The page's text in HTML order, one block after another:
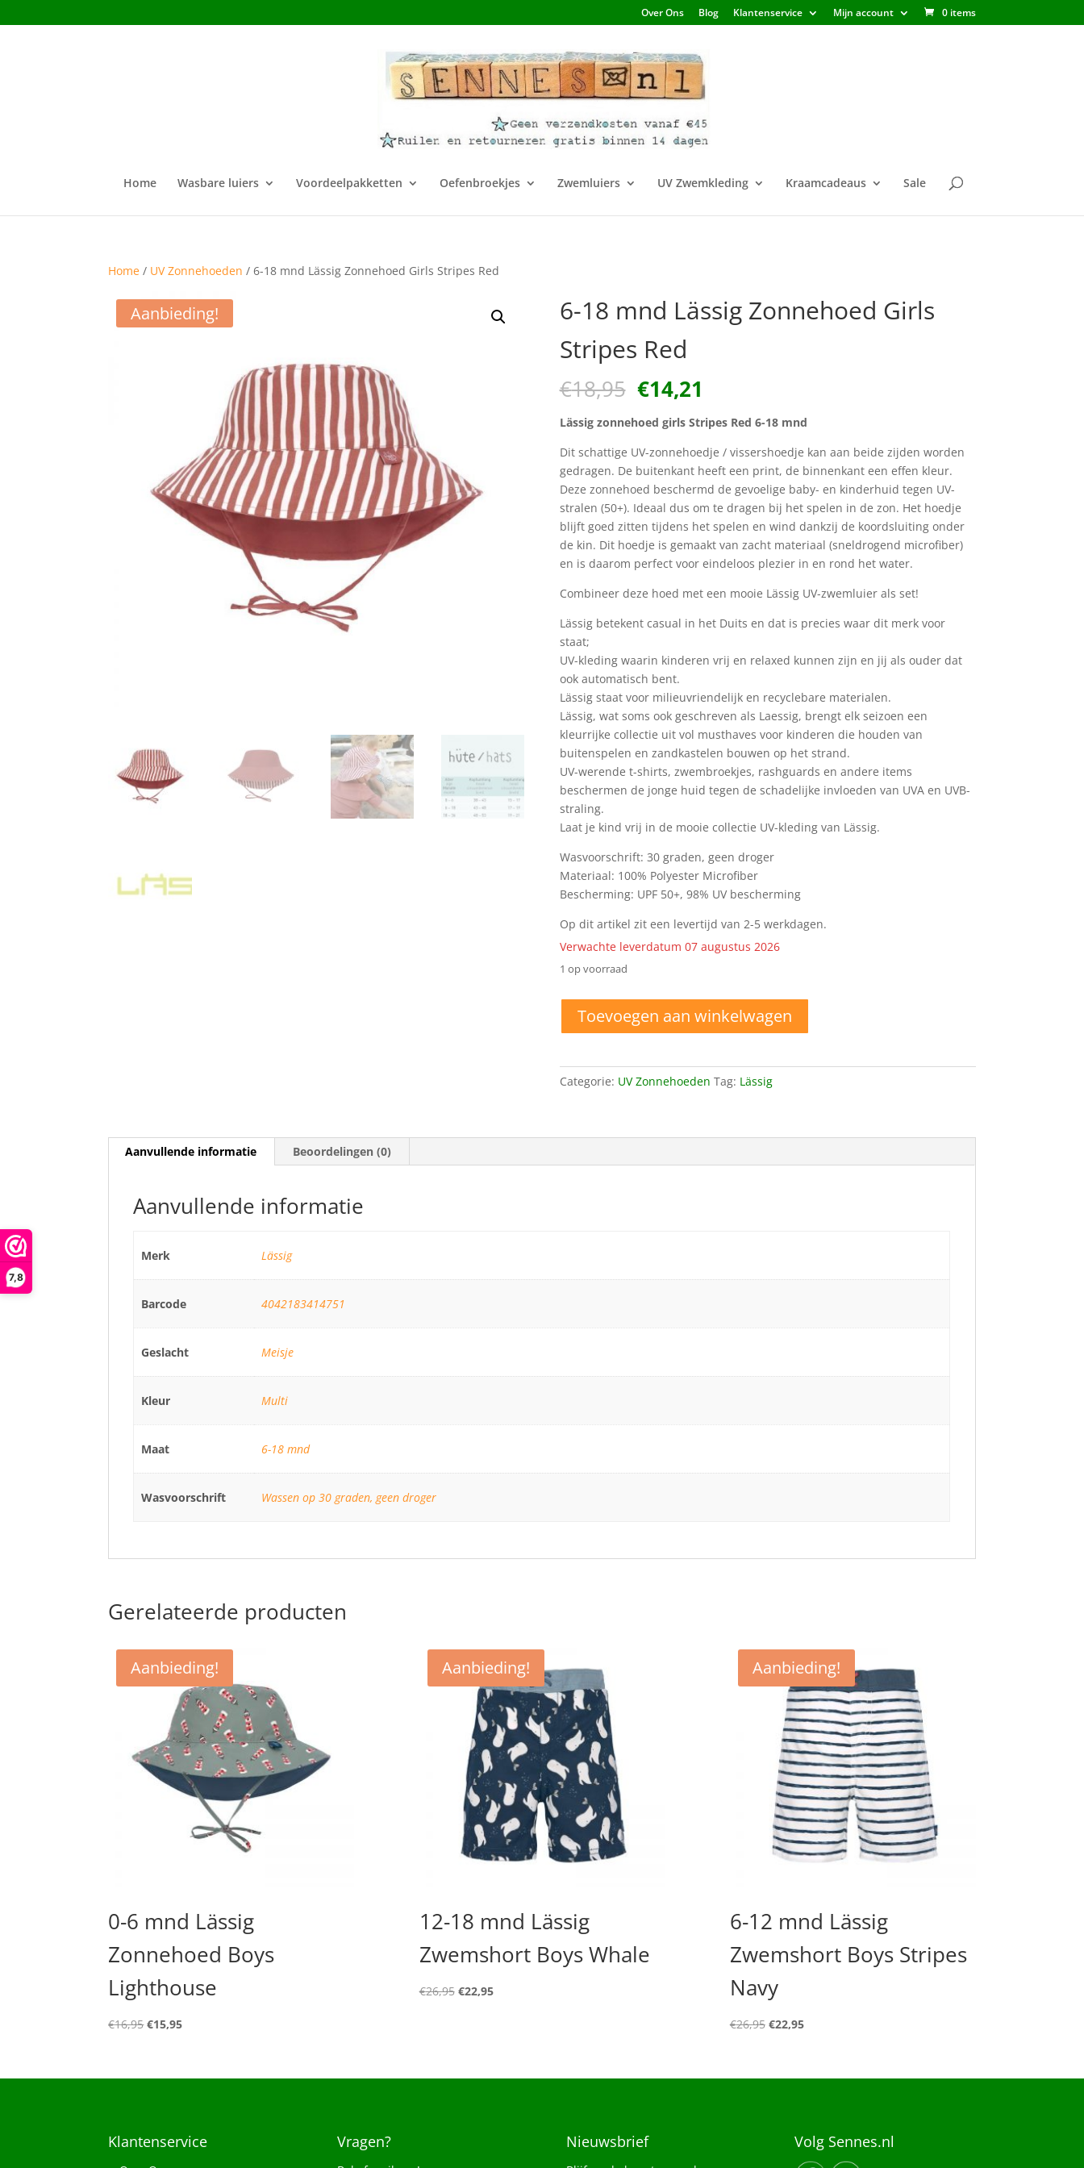
7,8
Over Ons Blog Klantenservice Mijn account 0 items
Home Wasbare luiers Voordeelpakketten Oefenbroekjes Zwemluiers UV Zwemkleding Kraamcadeaus Sale
Home / UV Zonnehoeden / 6-18 mnd Lässig Zonnehoed Girls Stripes Red
Aanbieding!
6-18 mnd Lässig Zonnehoed Girls
Stripes Red
€18,95 Oorspronkelijke
prijs
was:
€18,95.
€14,21
is:
€14,21.
Lässig zonnehoed girls Stripes Red 6-18 mnd
Dit schattige UV-zonnehoedje / vissershoedje kan aan beide zijden worden
gedragen. De buitenkant heeft een print, de binnenkant een effen kleur.
Deze zonnehoed beschermd de gevoelige baby- en kinderhuid tegen UV-
stralen (50+). Ideaal dus om te dragen bij het spelen in de zon. Het hoedje
blijft goed zitten tijdens het spelen en wind dankzij de koordsluiting onder
de kin. Dit hoedje is gemaakt van zacht materiaal (sneldrogend microfiber)
en is daarom perfect voor eindeloos plezier in en rond het water.
Combineer deze hoed met een mooie Lässig UV-zwemluier als set!
Lässig betekent casual in het Duits en dat is precies waar dit merk voor
staat;
UV-kleding waarin kinderen vrij en relaxed kunnen zijn en jij als ouder dat
ook automatisch bent.
Lässig staat voor milieuvriendelijk en recyclebare materialen.
Lässig, wat soms ook geschreven als Laessig, brengt elk seizoen een
kleurrijke collectie uit vol musthaves voor kinderen die houden van
buitenspelen en zandkastelen bouwen op het strand.
UV-werende t-shirts, zwembroekjes, rashguards en andere items
beschermen de jonge huid tegen de schadelijke invloeden van UVA en UVB-
straling.
Laat je kind vrij in de mooie collectie UV-kleding van Lässig.
Wasvoorschrift: 30 graden, geen droger
Materiaal: 100% Polyester Microfiber
Bescherming: UPF 50+, 98% UV bescherming
Op dit artikel zit een levertijd van 2-5 werkdagen.
Verwachte leverdatum 07 augustus 2026
1 op voorraad
Zonnehoed
Red
Toevoegen aan winkelwagen
Categorie: UV Zonnehoeden Tag: Lässig
Aanvullende informatie Beoordelingen (0)
Aanvullende informatie
Merk Lässig
Barcode 4042183414751
Geslacht Meisje
Kleur Multi
Maat 6-18 mnd
Wasvoorschrift Wassen op 30 graden, geen droger
Gerelateerde producten
Aanbieding!
0-6 mnd Lässig
Zonnehoed Boys
Lighthouse
€16,95Oorspronkelijke
€16,95.
€15,95Huidige
€15,95.
Aanbieding!
12-18 mnd Lässig
Zwemshort Boys Whale
€26,95 Oorspronkelijke
€22,95Huidige
Aanbieding!
6-12 mnd Lässig
Zwemshort Boys Stripes
Navy
€26,95 Oorspronkelijke
€26,95.
€22,95Huidige
€22,95.
Klantenservice Vragen? Nieuwsbrief Volg Sennes.nl